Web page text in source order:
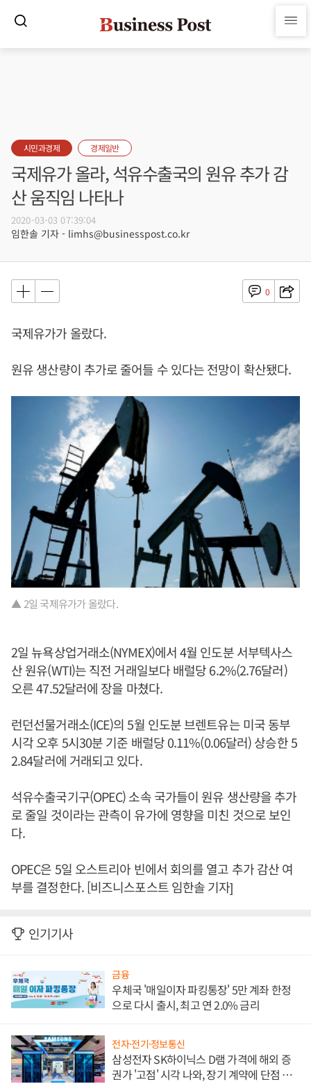
시민과경제 경제일반
국제유가 올라, 석유수출국의 원유 추가 감
산 움직임 나타나
2020-03-03 07:39:04
임한솔 기자 - limhs@businesspost.co.kr
0
국제유가가 올랐다.
원유 생산량이 추가로 줄어들 수 있다는 전망이 확산됐다.
▲ 2일 국제유가가 올랐다.
2일 뉴욕상업거래소(NYMEX)에서 4월 인도분 서부텍사스
산 원유(WTI)는 직전 거래일보다 배럴당 6.2%(2.76달러)
오른 47.52달러에 장을 마쳤다.
런던선물거래소(ICE)의 5월 인도분 브렌트유는 미국 동부
시각 오후 5시30분 기준 배럴당 0.11%(0.06달러) 상승한 5
2.84달러에 거래되고 있다.
석유수출국기구(OPEC) 소속 국가들이 원유 생산량을 추가
로 줄일 것이라는 관측이 유가에 영향을 미친 것으로 보인
다.
OPEC은 5일 오스트리아 빈에서 회의를 열고 추가 감산 여
부를 결정한다. [비즈니스포스트 임한솔 기자]
인기기사
금융
우체국 '매일이자 파킹통장' 5만 계좌 한정
으로 다시 출시, 최고 연 2.0% 금리
전자·전기·정보통신
삼성전자 SK하이닉스 D램 가격에 해외 증
권가 '고점' 시각 나와, 장기 계약에 단점 부